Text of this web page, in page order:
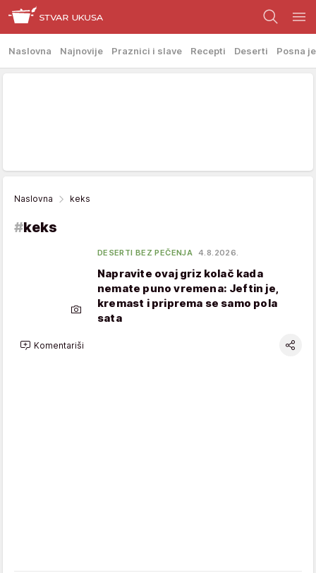
Naslovna Najnovije Praznici i slave Recepti Deserti Posna
Naslovna keks
#keks
DESERTI BEZ PEČENJA 4.8.2026.
Napravite ovaj griz kolač kada
nemate puno vremena: Jeftin je,
kremast i priprema se samo pola
sata
Komentariši